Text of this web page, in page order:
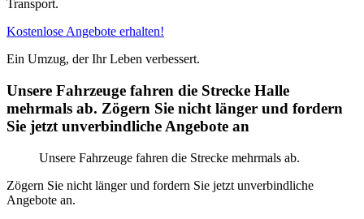
Transport.
Kostenlose Angebote erhalten!
Ein Umzug, der Ihr Leben verbessert.
Unsere Fahrzeuge fahren die Strecke Halle
mehrmals ab. Zögern Sie nicht länger und fordern
Sie jetzt unverbindliche Angebote an
Unsere Fahrzeuge fahren die Strecke mehrmals ab.
Zögern Sie nicht länger und fordern Sie jetzt unverbindliche
Angebote an.